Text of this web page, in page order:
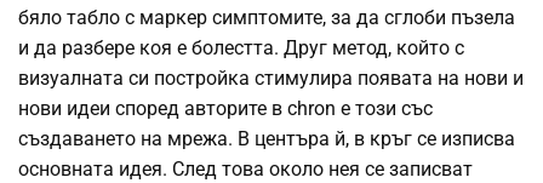
бяло табло с маркер симптомите, за да сглоби пъзела
и да разбере коя е болестта. Друг метод, който с
визуалната си постройка стимулира появата на нови и
нови идеи според авторите в chron е този със
създаването на мрежа. В центъра й, в кръг се изписва
основната идея. След това около нея се записват